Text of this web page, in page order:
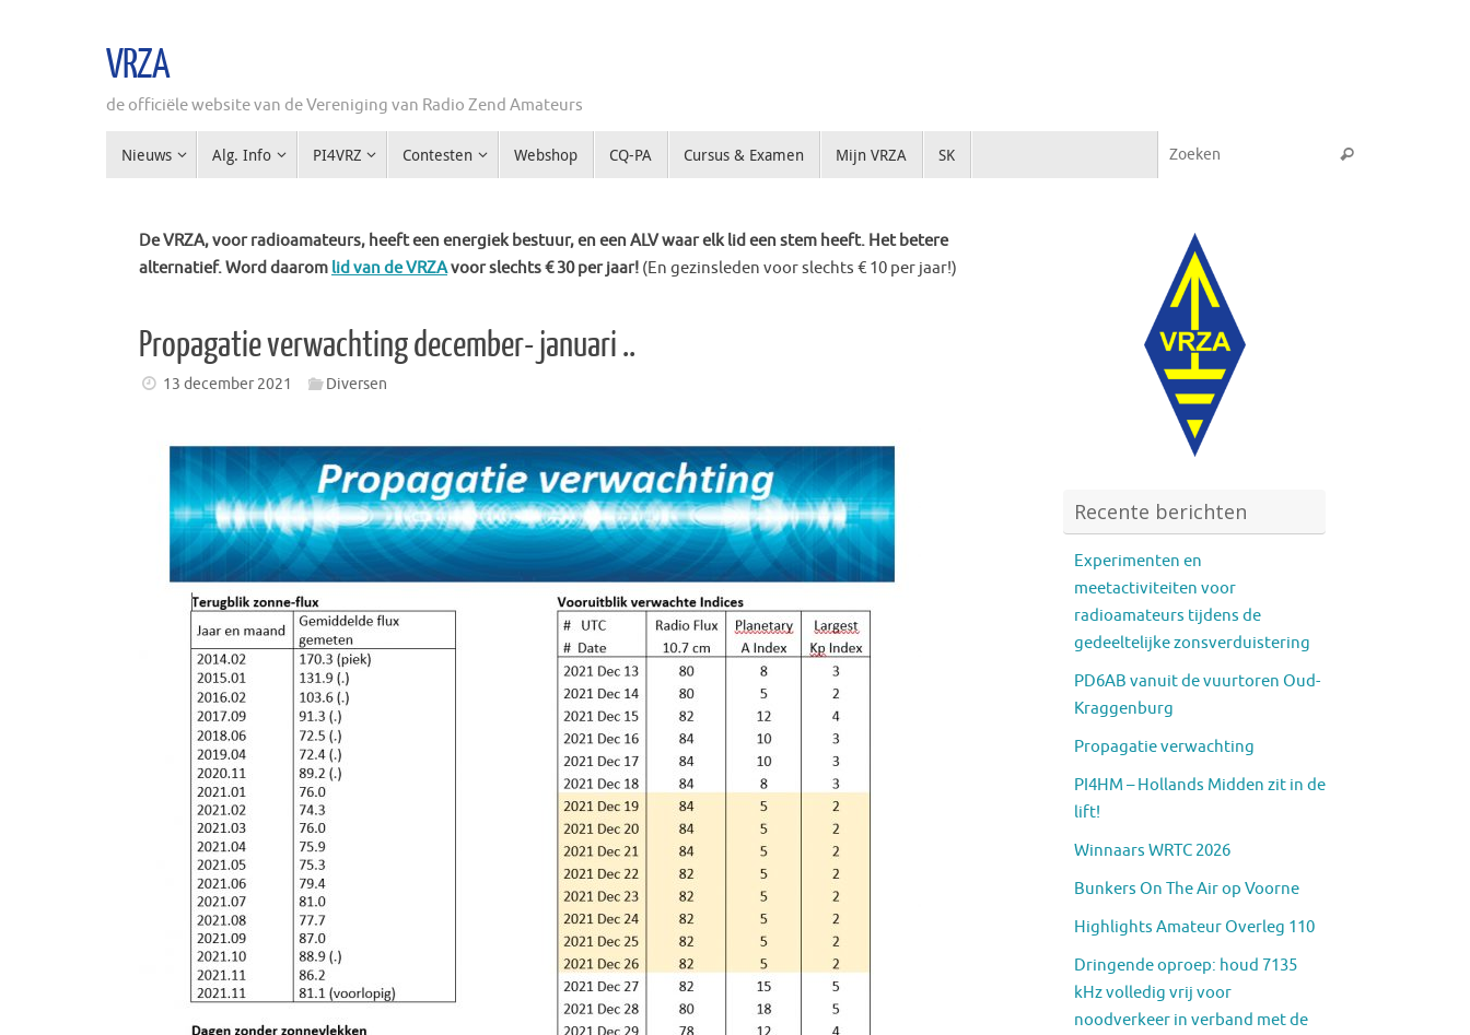
VRZA
de officiële website van de Vereniging van Radio Zend Amateurs
naarNieuws Alg. Info PI4VRZ Contesten Webshop CQ-PA Cursus & Examen Mijn VRZA SK Zoeken
De VRZA, voor radioamateurs, heeft een energiek bestuur, en een ALV waar elk lid een stem heeft. Het betere
alternatief. Word daarom lid van de VRZAvoor slechts € 30 per jaar! (En gezinsleden voor slechts € 10 per jaar!)
Propagatie verwachting december- januari ..
13 december 2021 Diversen
Recente berichten
Experimenten en
meetactiviteiten voor
radioamateurs tijdens de
gedeeltelijke zonsverduistering
PD6AB vanuit de vuurtoren Oud-
Kraggenburg
Propagatie verwachting
PI4HM – Hollands Midden zit in de
lift!
Winnaars WRTC 2026
Bunkers On The Air op Voorne
Highlights Amateur Overleg 110
Dringende oproep: houd 7135
kHz volledig vrij voor
noodverkeer in verband met de